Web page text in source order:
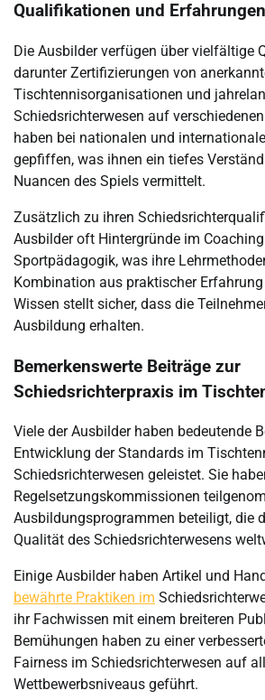
Qualifikationen und
Die Ausbilder verfügen über vielfältige
darunter Zertifizierungen von
Tischtennisorganisationen und
Schiedsrichterwesen auf
haben bei nationalen und
gepfiffen, was ihnen ein tiefes
Nuancen des Spiels vermittelt.
Zusätzlich zu ihren
Ausbilder oft Hintergründe im
Sportpädagogik, was ihre
Kombination aus praktischer
Wissen stellt sicher, dass die
Ausbildung erhalten.
Bemerkenswerte Beiträge zur
Schiedsrichterpraxis im
Viele der Ausbilder haben bedeutende
Entwicklung der Standards im
Schiedsrichterwesen geleistet. Sie
Regelsetzungskommissionen
Ausbildungsprogrammen beteiligt, die
Qualität des Schiedsrichterwesens
Einige Ausbilder haben Artikel und
bewährte Praktiken im
ihr Fachwissen mit einem breiteren
Bemühungen haben zu einer
Fairness im Schiedsrichterwesen auf
Wettbewerbsniveaus geführt.